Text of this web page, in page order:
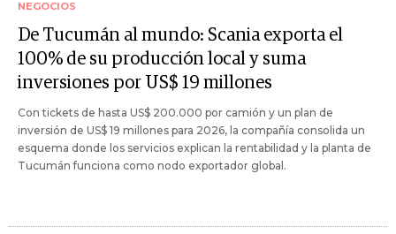
NEGOCIOS
De Tucumán al mundo: Scania exporta el
100% de su producción local y suma
inversiones por US$ 19 millones
Con tickets de hasta US$ 200.000 por camión y un plan de
inversión de US$ 19 millones para 2026, la compañía consolida un
esquema donde los servicios explican la rentabilidad y la planta de
Tucumán funciona como nodo exportador global.